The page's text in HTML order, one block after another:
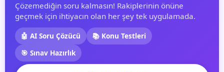
Çözemediğin soru kalmasın! Rakiplerinin önüne
geçmek için ihtiyacın olan her şey tek uygulamada.
🤖 AI Soru Çözücü
📚 Konu Testleri
🎯 Sınav Hazırlık